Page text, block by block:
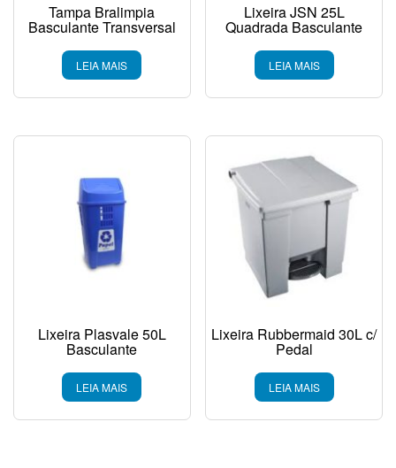
Tampa Bralimpia
Basculante Transversal
LEIA MAIS
Lixeira JSN 25L
Quadrada Basculante
LEIA MAIS
Lixeira Plasvale 50L
Basculante
LEIA MAIS
Lixeira Rubbermaid 30L c/
Pedal
LEIA MAIS